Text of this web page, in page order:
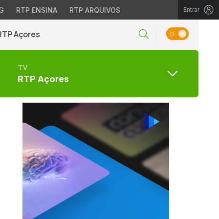
RTP ENSINA RTP ARQUIVOS Entrar
Açores
TV
RTP Açores